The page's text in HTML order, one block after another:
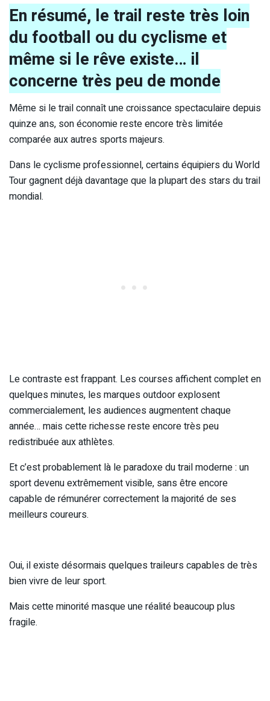
En résumé, le trail reste très loin
du football ou du cyclisme et
même si le rêve existe… il
concerne très peu de monde
Même si le trail connaît une croissance spectaculaire depuis
quinze ans, son économie reste encore très limitée
comparée aux autres sports majeurs.
Dans le cyclisme professionnel, certains équipiers du World
Tour gagnent déjà davantage que la plupart des stars du trail
mondial.
Le contraste est frappant. Les courses affichent complet en
quelques minutes, les marques outdoor explosent
commercialement, les audiences augmentent chaque
année… mais cette richesse reste encore très peu
redistribuée aux athlètes.
Et c’est probablement là le paradoxe du trail moderne : un
sport devenu extrêmement visible, sans être encore
capable de rémunérer correctement la majorité de ses
meilleurs coureurs.
Oui, il existe désormais quelques traileurs capables de très
bien vivre de leur sport.
Mais cette minorité masque une réalité beaucoup plus
fragile.